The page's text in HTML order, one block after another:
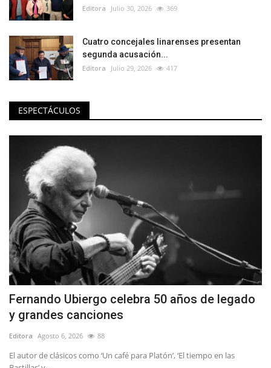
Editora Julio 30, 2026 369
Cuatro concejales linarenses presentan
segunda acusación...
Editora Julio 29, 2026 417
ESPECTÁCULOS
Fernando Ubiergo celebra 50 años de legado
y grandes canciones
Editora Agosto 6, 2026 88
El autor de clásicos como ‘Un café para Platón’, ‘El tiempo en las